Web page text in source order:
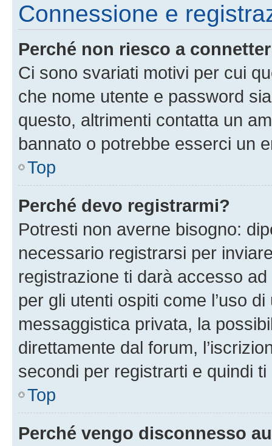
Connessione e
Perché non riesco a
Ci sono svariati motivi per cui
che nome utente e password
questo, altrimenti contatta un
bannato o potrebbe esserci un
Top
Perché devo registrarmi?
Potresti non averne bisogno:
necessario registrarsi per
registrazione ti darà accesso
per gli utenti ospiti come l’uso
messaggistica privata, la
direttamente dal forum,
secondi per registrarti e quindi
Top
Perché vengo disconnesso